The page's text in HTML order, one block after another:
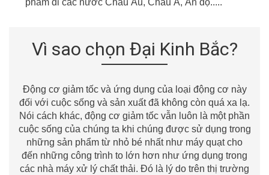
phẩm đi các nước Châu Âu, Châu Á, Ấn độ.....
Vì sao chọn Đại Kinh Bắc?
Động cơ giảm tốc và ứng dụng của loại động cơ này
đối với cuộc sống và sản xuất đã không còn quá xa lạ.
Nói cách khác, động cơ giảm tốc vẫn luôn là một phần
cuộc sống của chúng ta khi chúng được sử dụng trong
những sản phẩm từ nhỏ bé nhất như máy quạt cho
đến những công trình to lớn hơn như ứng dụng trong
các nhà máy xử lý chất thải. Đó là lý do trên thị trường